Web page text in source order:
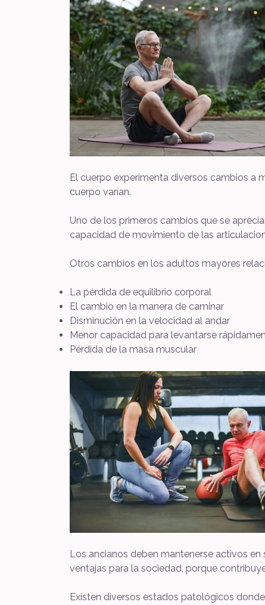
El cuerpo experimenta diversos cambios a
cuerpo varían.
Uno de los primeros cambios que se
capacidad de movimiento de las
Otros cambios en los adultos mayores
La pérdida de equilibrio corporal
El cambio en la manera de caminar
Disminución en la velocidad al andar
Menor capacidad para levantarse
Pérdida de la masa muscular
Los ancianos deben mantenerse activos
ventajas para la sociedad, porque
Existen diversos estados patológicos